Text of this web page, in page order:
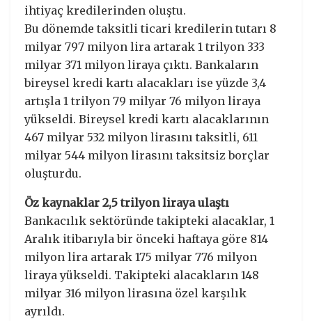
ihtiyaç kredilerinden oluştu.
Bu dönemde taksitli ticari kredilerin tutarı 8
milyar 797 milyon lira artarak 1 trilyon 333
milyar 371 milyon liraya çıktı. Bankaların
bireysel kredi kartı alacakları ise yüzde 3,4
artışla 1 trilyon 79 milyar 76 milyon liraya
yükseldi. Bireysel kredi kartı alacaklarının
467 milyar 532 milyon lirasını taksitli, 611
milyar 544 milyon lirasını taksitsiz borçlar
oluşturdu.
Öz kaynaklar 2,5 trilyon liraya ulaştı
Bankacılık sektöründe takipteki alacaklar, 1
Aralık itibarıyla bir önceki haftaya göre 814
milyon lira artarak 175 milyar 776 milyon
liraya yükseldi. Takipteki alacakların 148
milyar 316 milyon lirasına özel karşılık
ayrıldı.